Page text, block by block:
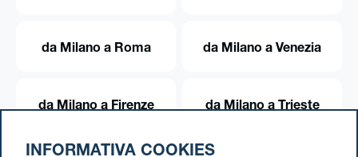
da Milano a Roma da Milano a Venezia
da Milano a Firenze da Milano a Trieste
INFORMATIVA COOKIES